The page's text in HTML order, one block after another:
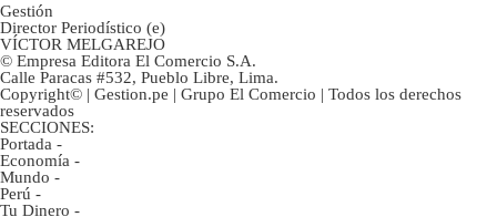
Gestión
Director Periodístico (e)
VÍCTOR MELGAREJO
© Empresa Editora El Comercio S.A.
Calle Paracas #532, Pueblo Libre, Lima.
Copyright© | Gestion.pe | Grupo El Comercio | Todos los derechos
reservados
SECCIONES:
Portada -
Economía -
Mundo -
Perú -
Tu Dinero -